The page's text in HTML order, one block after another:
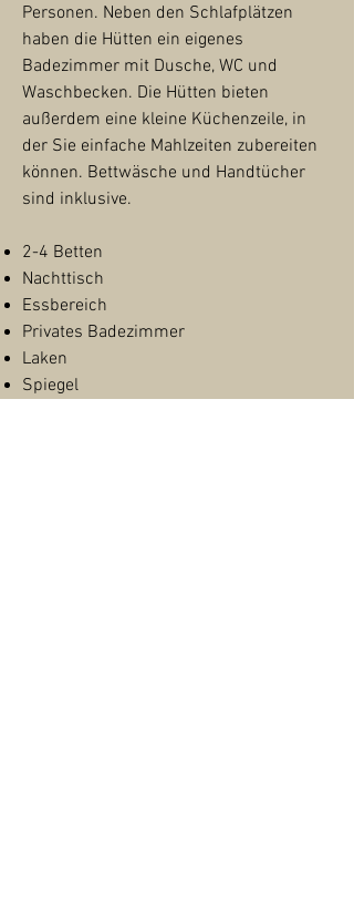
Personen. Neben den Schlafplätzen
haben die Hütten ein eigenes
Badezimmer mit Dusche, WC und
Waschbecken. Die Hütten bieten
außerdem eine kleine Küchenzeile, in
der Sie einfache Mahlzeiten zubereiten
können. Bettwäsche und Handtücher
sind inklusive.
2-4 Betten
Nachttisch
Essbereich
Privates Badezimmer
Laken
Spiegel